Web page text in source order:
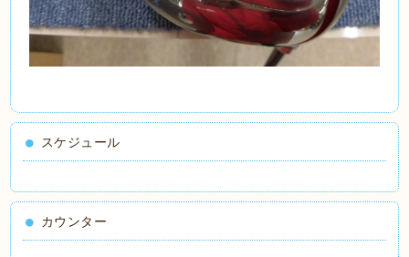
スケジュール
カウンター